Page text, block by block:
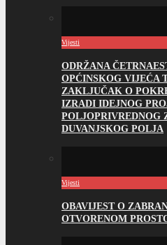
Vijesti
ODRŽANA
OPĆINSKOG VIJEĆA
ZAKLJUČAK O
IZRADI IDEJNOG
POLJOPRIVREDNOG
DUVANJSKOG POLJA
Vijesti
OBAVIJEST O
OTVORENOM